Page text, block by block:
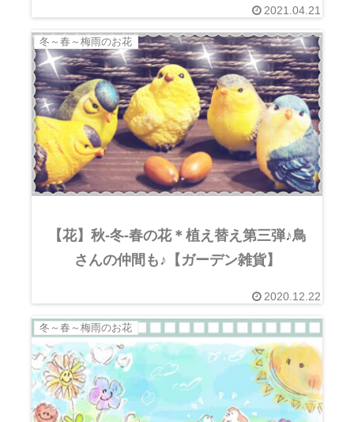
2021.04.21
冬～春～梅雨のお花
【花】秋-冬-春の花＊植え替え第三弾♪鳥
さんの仲間も♪【ガーデン雑貨】
2020.12.22
冬～春～梅雨のお花